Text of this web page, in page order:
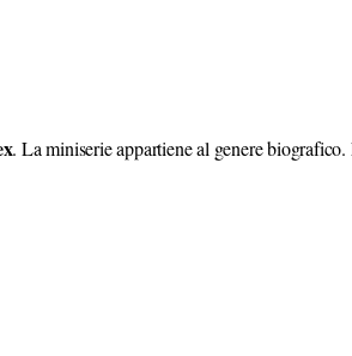
. La miniserie appartiene al genere biografico.